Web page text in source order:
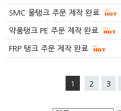
SMC 물탱크 주문 제작 완료
약품탱크 PE 주문 제작 완료
FRP 탱크 주문 제작 완료
1 2 3